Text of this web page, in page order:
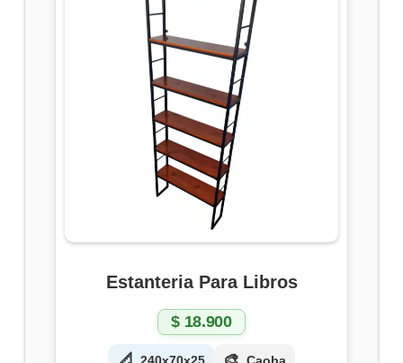
Estanteria Para Libros
240x70x25 Caoba
$18.900